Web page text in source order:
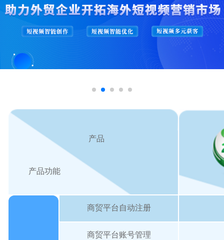
产品
产品功能
商贸平台自动注册
商贸平台账号管理